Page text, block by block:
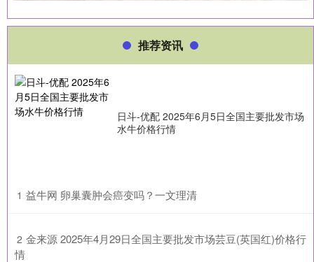
推荐资讯
日斗-优配 2025年6月5日全国主要批发市场
水牛价格行情
1 ​益牛网 卵巢囊肿会癌变吗？一文理清
2 ​金来源 2025年4月29日全国主要批发市场芸豆(英国红)价格行
情